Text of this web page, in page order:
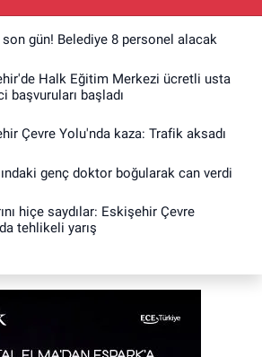
son gün! Belediye 8 personel alacak
Halk Eğitim Merkezi ücretli usta
başvuruları başladı
Çevre Yolu'nda kaza: Trafik aksadı
genç doktor boğularak can verdi
hiçe saydılar: Eskişehir Çevre
tehlikeli yarış